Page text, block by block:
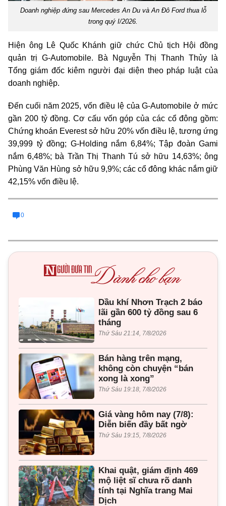
Doanh nghiệp đứng sau Mercedes An Du và An Đô Ford thua lỗ
trong quý I/2026.
Hiện ông Lê Quốc Khánh giữ chức Chủ tịch Hội đồng
quản trị G-Automobile. Bà Nguyễn Thị Thanh Thủy là
Tổng giám đốc kiêm người đại diện theo pháp luật của
doanh nghiệp.
Đến cuối năm 2025, vốn điều lệ của G-Automobile ở mức
gần 200 tỷ đồng. Cơ cấu vốn góp của các cổ đông gồm:
Chứng khoán Everest sở hữu 20% vốn điều lệ, tương ứng
39,999 tỷ đồng; G-Holding nắm 6,84%; Tập đoàn Gami
nắm 6,48%; bà Trần Thị Thanh Tú sở hữu 14,63%; ông
Phùng Văn Hùng sở hữu 9,9%; các cổ đông khác nắm giữ
42,15% vốn điều lệ.
0
Dầu khí Nhơn Trạch 2 báo
lãi gần 600 tỷ đồng sau 6
tháng
Thứ Sáu 21:14, 7/8/2026
Bán hàng trên mạng,
không còn chuyện “bán
xong là xong”
Thứ Sáu 19:18, 7/8/2026
Giá vàng hôm nay (7/8):
Diễn biến đầy bất ngờ
Thứ Sáu 19:15, 7/8/2026
Khai quật, giám định 469
mộ liệt sĩ chưa rõ danh
tính tại Nghĩa trang Mai
Dịch